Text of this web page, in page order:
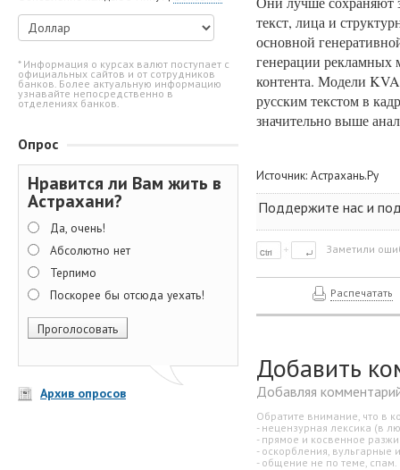
* Информация о курсах валют поступает с
официальных сайтов и от сотрудников
банков. Более актуальную информацию
узнавайте непосредственно в
отделениях банков.
Опрос
Нравится ли Вам жить в
Астрахани?
Да, очень!
Абсолютно нет
Терпимо
Поскорее бы отсюда уехать!
Архив опросов
текст, лица и
основной
генерации рекламных
контента. Модели
русским текстом в
значительно выше
Источник: Астрахань.Ру
Поддержите нас и
Заметили
Распечатать
Добавить
Добавляя
Обратите внимание, что в
- нецензурная лексика (в
- прямое и косвенное
- оскорбления, вульгарные
- общение не по теме, спам.